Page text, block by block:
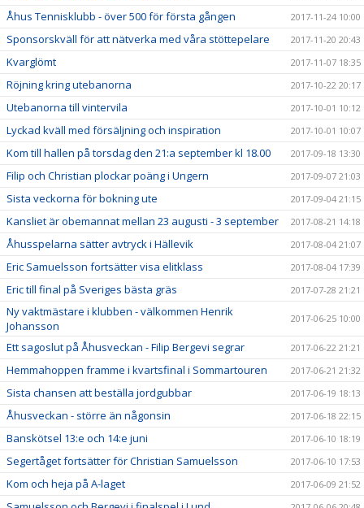
Åhus Tennisklubb - över 500 för första gången 2017-11-24 10:00
Sponsorskväll för att nätverka med våra stöttepelare 2017-11-20 20:43
Kvarglömt 2017-11-07 18:35
Röjning kring utebanorna 2017-10-22 20:17
Utebanorna till vintervila 2017-10-01 10:12
Lyckad kväll med försäljning och inspiration 2017-10-01 10:07
Kom till hallen på torsdag den 21:a september kl 18.00 2017-09-18 13:30
Filip och Christian plockar poäng i Ungern 2017-09-07 21:03
Sista veckorna för bokning ute 2017-09-04 21:15
Kansliet är obemannat mellan 23 augusti - 3 september 2017-08-21 14:18
Åhusspelarna sätter avtryck i Hällevik 2017-08-04 21:07
Eric Samuelsson fortsätter visa elitklass 2017-08-04 17:39
Eric till final på Sveriges bästa gräs 2017-07-28 21:21
Ny vaktmästare i klubben - välkommen Henrik
Johansson
2017-06-25 10:00
Ett sagoslut på Åhusveckan - Filip Bergevi segrar 2017-06-22 21:21
Hemmahoppen framme i kvartsfinal i Sommartouren 2017-06-21 21:32
Sista chansen att beställa jordgubbar 2017-06-19 18:13
Åhusveckan - större än någonsin 2017-06-18 22:15
Banskötsel 13:e och 14:e juni 2017-06-10 18:19
Segertåget fortsätter för Christian Samuelsson 2017-06-10 17:53
Kom och heja på A-laget 2017-06-09 21:52